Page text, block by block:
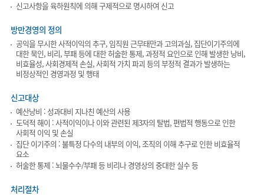
신고사항을 육하원칙에 의해 구제적으로 명시하여 신고
방만경영의 정의
공익을 무시한 사적이익의 추구, 임직원 근무태만과 고의과실, 집단이기주의에
대한 묵인, 비리, 부패 등에 대한 허술한 통제, 과정적 요인으로 인해 발생한 낭비,
비효율성, 사회경제적 손실, 사회적 가치 파괴 등의 부정적 결과가 발생하는
비정상적인 경영과정 및 행태
신고대상
예산낭비 : 성과대비 지나친 예산의 사용
도덕적 해이 : 사적이익이나 이와 관련된 제3자의 탈법, 편법적 행동으로 인한
사회적 이익 및 손실
집단 이기주의 : 불특정 다수의 내부의 이익, 조직의 이해 추구로 인한 비효율적
요소
허술한 통제 : 뇌물수수/부패 등 비리나 경영상의 중대한 실수 등
처리절차